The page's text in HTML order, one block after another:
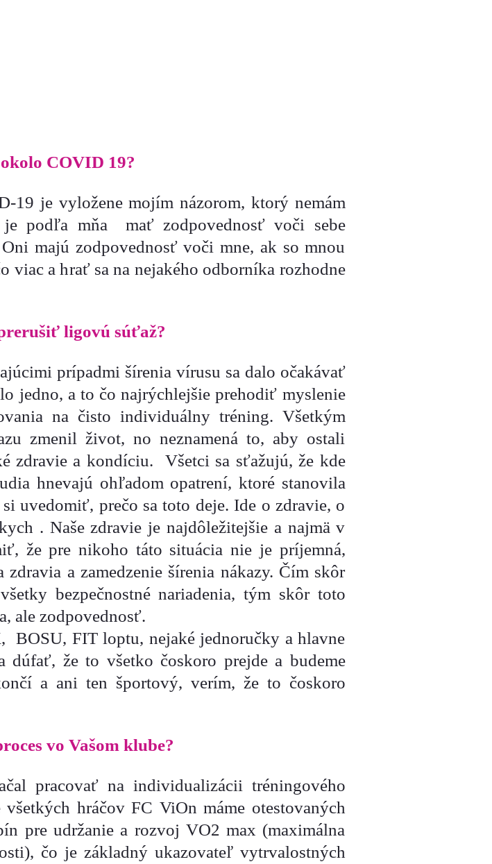
COVID 19?
19 je vyložene mojím názorom, ktorý nemám
podľa mňa mať zodpovednosť voči sebe
majú zodpovednosť voči mne, ak so mnou
a hrať sa na nejakého odborníka rozhodne
ligovú súťaž?
prípadmi šírenia vírusu sa dalo očakávať
jedno, a to čo najrýchlejšie prehodiť myslenie
na čisto individuálny tréning. Všetkým
zmenil život, no neznamená to, aby ostali
zdravie a kondíciu. Všetci sa sťažujú, že kde
hnevajú ohľadom opatrení, ktoré stanovila
uvedomiť, prečo sa toto deje. Ide o zdravie, o
. Naše zdravie je najdôležitejšie a najmä v
že pre nikoho táto situácia nie je príjemná,
a zamedzenie šírenia nákazy. Čím skôr
bezpečnostné nariadenia, tým skôr toto
ale zodpovednosť.
BOSU, FIT loptu, nejaké jednoručky a hlavne
že to všetko čoskoro prejde a budeme
a ani ten športový, verím, že to čoskoro
vo Vašom klube?
pracovať na individualizácii tréningového
hráčov FC ViOn máme otestovaných
pre udržanie a rozvoj VO2 max (maximálna
čo je základný ukazovateľ vytrvalostných